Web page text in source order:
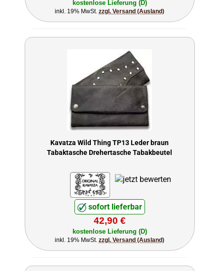
kostenlose Lieferung (D)
inkl. 19% MwSt.zzgl. Versand (Ausland)
Kavatza Wild Thing TP13 Leder braun
Tabaktasche Drehertasche Tabakbeutel
sofort lieferbar
42,90 €
kostenlose Lieferung (D)
inkl. 19% MwSt.zzgl. Versand (Ausland)